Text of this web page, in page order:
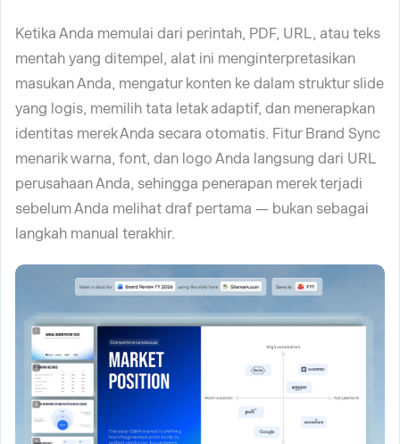
Ketika Anda memulai dari perintah, PDF, URL, atau teks
mentah yang ditempel, alat ini menginterpretasikan
masukan Anda, mengatur konten ke dalam struktur slide
yang logis, memilih tata letak adaptif, dan menerapkan
identitas merek Anda secara otomatis. Fitur Brand Sync
menarik warna, font, dan logo Anda langsung dari URL
perusahaan Anda, sehingga penerapan merek terjadi
sebelum Anda melihat draf pertama — bukan sebagai
langkah manual terakhir.